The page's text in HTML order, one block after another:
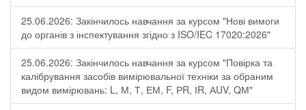
25.06.2026: Закінчилось навчання за курсом "Нові вимоги
до органів з інспектування згідно з ISO/IEC 17020:2026"
25.06.2026: Закінчилось навчання за курсом "Повірка та
калібрування засобів вимірювальної техніки за обраним
видом вимірювань: L, М, Т, ЕМ, F, РR, ІR, АUV, QМ"